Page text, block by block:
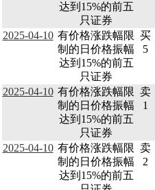
达到15%的前五
只证券
2025-04-10 有价格涨跌幅限
制的日价格振幅
达到15%的前五
只证券
买
5
2025-04-10 有价格涨跌幅限
制的日价格振幅
达到15%的前五
只证券
卖
1
2025-04-10 有价格涨跌幅限
制的日价格振幅
达到15%的前五
卖
2